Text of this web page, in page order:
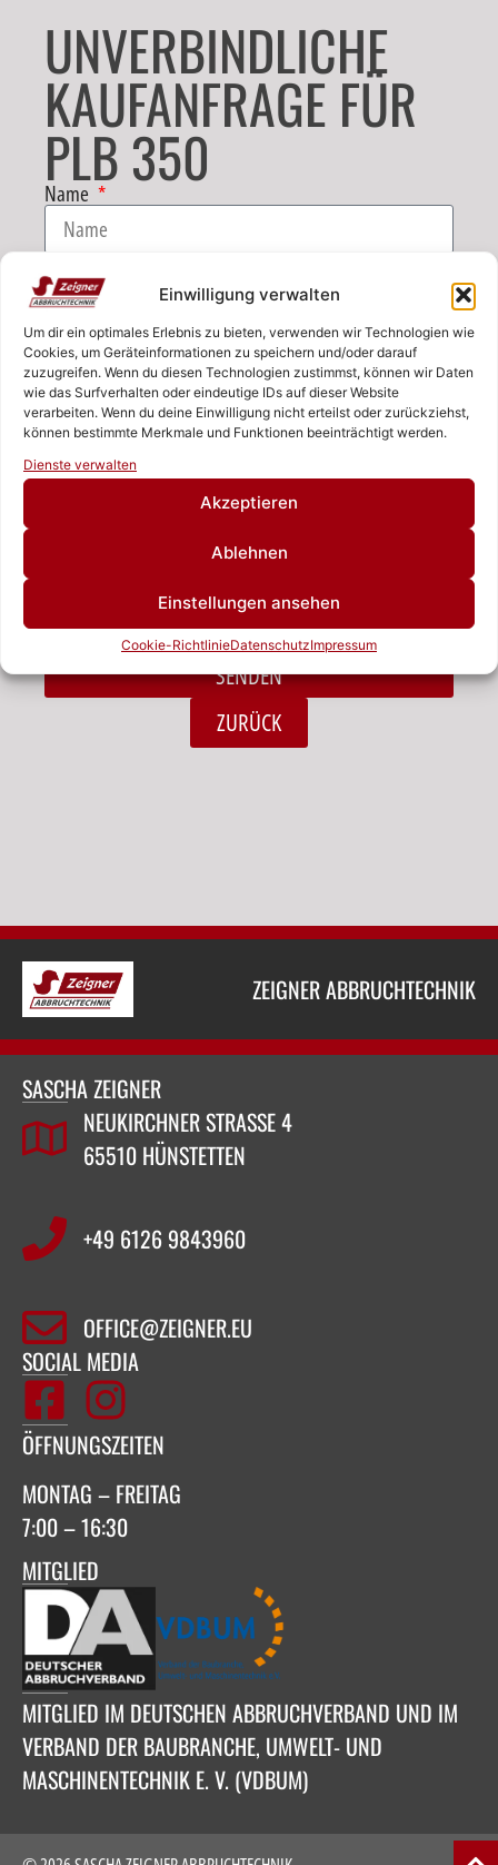
Einwilligung verwalten
Um dir ein optimales Erlebnis zu bieten, verwenden wir Technologien wie
Cookies, um Geräteinformationen zu speichern und/oder darauf
zuzugreifen. Wenn du diesen Technologien zustimmst, können wir Daten
wie das Surfverhalten oder eindeutige IDs auf dieser Website
verarbeiten. Wenn du deine Einwilligung nicht erteilst oder zurückziehst,
können bestimmte Merkmale und Funktionen beeinträchtigt werden.
Dienste verwalten
Akzeptieren
Ablehnen
Einstellungen ansehen
Cookie-RichtlinieDatenschutzImpressum
UNVERBINDLICHE
KAUFANFRAGE FÜR
PLB 350
Name
E-Mail
Telefon
Nachricht
Ich habe die Datenschutzerklärung zur Kenntnis
genommen.*
SENDEN
ZURÜCK
ZEIGNER ABBRUCHTECHNIK
SASCHA ZEIGNER
NEUKIRCHNER STRASSE 4
65510 HÜNSTETTEN
+49 6126 9843960‬
OFFICE@ZEIGNER.EU
SOCIAL MEDIA
ÖFFNUNGSZEITEN
MONTAG – FREITAG
7:00 – 16:30
MITGLIED
MITGLIED IM DEUTSCHEN ABBRUCHVERBAND UND IM
VERBAND DER BAUBRANCHE, UMWELT- UND
MASCHINENTECHNIK E. V. (VDBUM)
Rufen Sie uns an!